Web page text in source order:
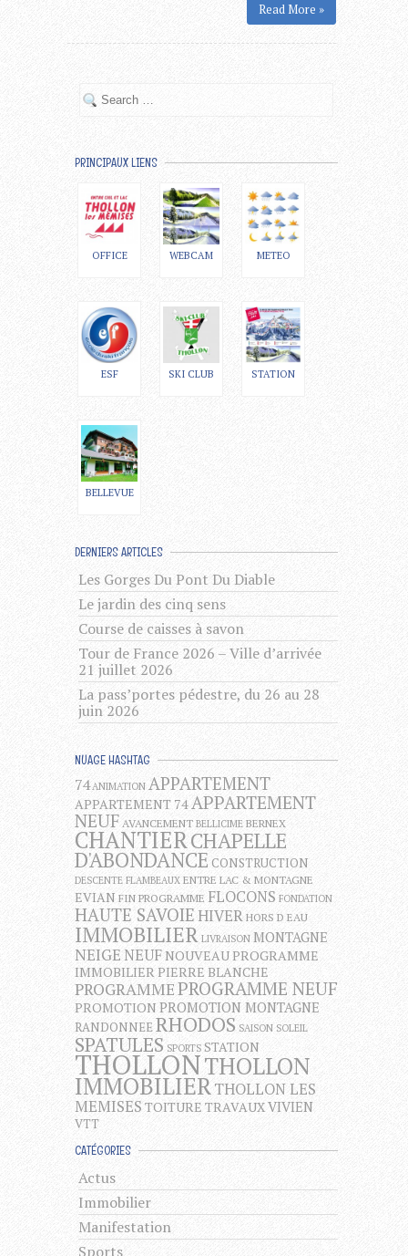
Read More »
PRINCIPAUX LIENS
OFFICE WEBCAM METEO
ESF SKI CLUB STATION
BELLEVUE
DERNIERS ARTICLES
Les Gorges Du Pont Du Diable
Le jardin des cinq sens
Course de caisses à savon
Tour de France 2026 – Ville d’arrivée
21 juillet 2026
La pass’portes pédestre, du 26 au 28
juin 2026
NUAGE HASHTAG
74 ANIMATION APPARTEMENT
APPARTEMENT 74APPARTEMENT
NEUF AVANCEMENT BELLICIME BERNEX
CHANTIERCHAPELLE
D'ABONDANCE CONSTRUCTION
DESCENTE FLAMBEAUX ENTRE LAC & MONTAGNE
EVIAN FIN PROGRAMME FLOCONS FONDATION
HAUTE SAVOIE HIVER HORS D EAU
IMMOBILIER LIVRAISON MONTAGNE
NEIGENEUFNOUVEAU PROGRAMME
IMMOBILIER PIERRE BLANCHE
PROGRAMMEPROGRAMME NEUF
PROMOTION PROMOTION MONTAGNE
RANDONNEERHODOS SAISON SOLEIL
SPATULES SPORTS STATION
THOLLONTHOLLON
IMMOBILIERTHOLLON LES
MEMISES TOITURE TRAVAUXVIVIEN
VTT
CATÉGORIES
Actus
Immobilier
Manifestation
Sports